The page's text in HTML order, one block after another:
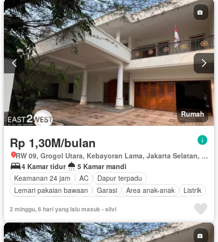
Rumah
Rp 1,30M/bulan
RW 09, Grogol Utara, Kebayoran Lama, Jakarta Selatan, Daerah Khusus Ibukota Jakarta
4 Kamar tidur
5 Kamar mandi
Keamanan 24 jam
AC
Dapur terpadu
Lemari pakaian bawaan
Garasi Area anak-anak
Listrik
Teras
Air
2 minggu, 6 hari yang lalu masuk - silvi